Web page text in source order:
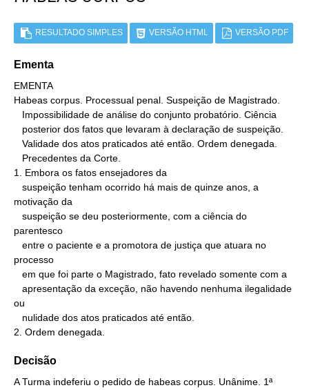
RESULTADO SIMPLES VERSÃO HTML VERSÃO PDF
Ementa
EMENTA
Habeas corpus. Processual penal. Suspeição de Magistrado.
1. Embora os fatos ensejadores da
motivação da
parentesco
processo
ou
2. Ordem denegada.
Decisão
A Turma indeferiu o pedido de habeas corpus. Unânime. 1ª